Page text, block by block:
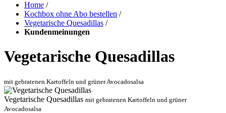
Home /
Kochbox ohne Abo bestellen /
Vegetarische Quesadillas /
Kundenmeinungen
Vegetarische Quesadillas
mit gebratenen Kartoffeln und grüner Avocadosalsa
Vegetarische Quesadillas mit gebratenen Kartoffeln und grüner
Avocadosalsa